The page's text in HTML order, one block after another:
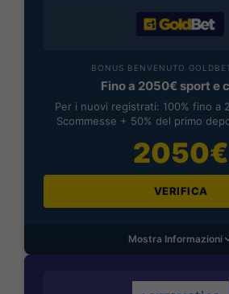
BONUS BENVENUTO
Fino a 2050€ sport e
Per i nuovi registrati: 100% fino a
Scommesse + 50% del primo
2050€
VERIFICA
Mostra Informazioni